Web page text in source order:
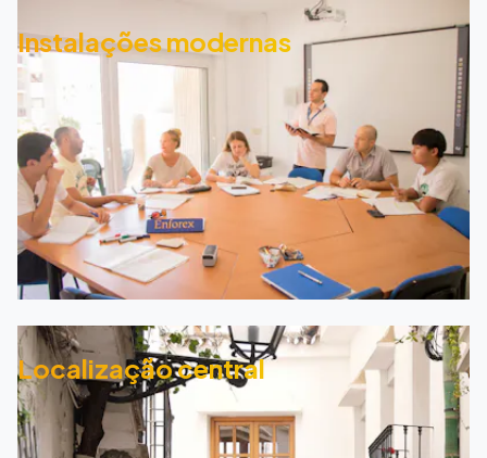
Instalações modernas
Localização central